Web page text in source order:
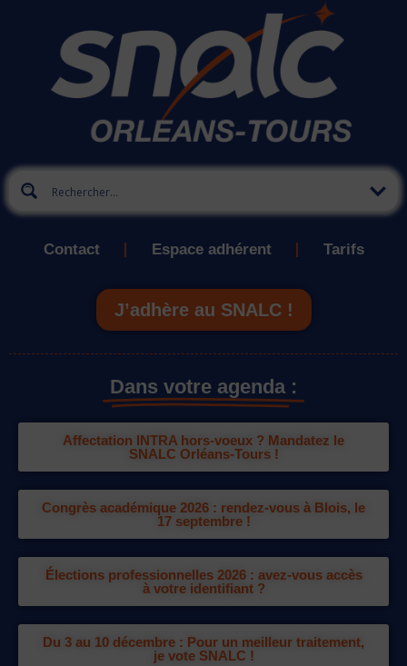
Contact Espace adhérent Tarifs
J’adhère au SNALC !
Dans votre agenda :
Affectation INTRA hors-voeux ? Mandatez le
SNALC Orléans-Tours !
Congrès académique 2026 : rendez-vous à Blois, le
17 septembre !
Élections professionnelles 2026 : avez-vous accès
à votre identifiant ?
Du 3 au 10 décembre : Pour un meilleur traitement,
je vote SNALC !